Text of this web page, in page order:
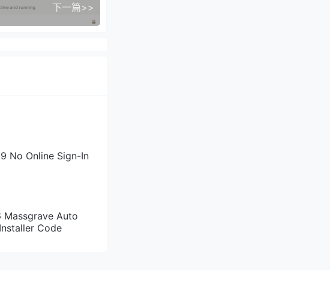
下一篇>>
No Online Sign-In
Auto
Code